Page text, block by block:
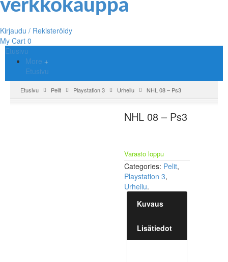
Kirjaudu / Rekisteröidy
My Cart 0
Etusivu
More
Etusivu
Etusivu Pelit Playstation 3 Urheilu NHL 08 – Ps3
NHL 08 – Ps3
Varasto loppu
Categories: Pelit,
Playstation 3,
Urheilu.
Kuvaus
Lisätiedot